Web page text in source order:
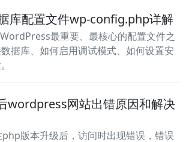
库配置文件wp-config.php详解
最重要、最核心的配置文件之
据库、如何启用调试模式、如何设置安
wordpress网站出错原因和解决
版本升级后，访问时出现错误，错误